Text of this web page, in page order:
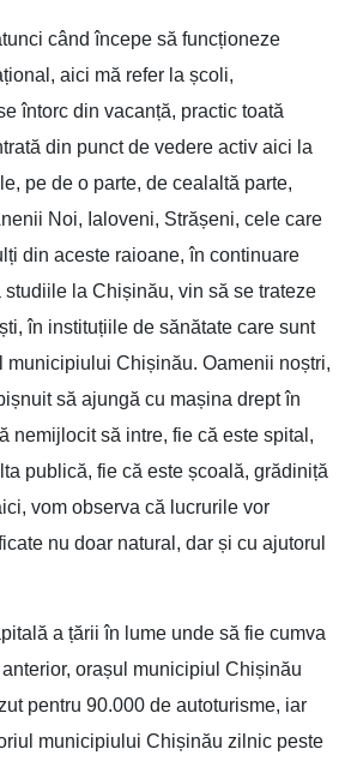
când începe să funcționeze
aici mă refer la școli,
întorc din vacanță, practic toată
din punct de vedere activ aici la
pe de o parte, de cealaltă parte,
Noi, Ialoveni, Strășeni, cele care
din aceste raioane, în continuare
la Chișinău, vin să se trateze
în instituțiile de sănătate care sunt
municipiului Chișinău. Oamenii noștri,
să ajungă cu mașina drept în
nemijlocit să intre, fie că este spital,
publică, fie că este școală, grădiniță
vom observa că lucrurile vor
nu doar natural, dar și cu ajutorul
a țării în lume unde să fie cumva
orașul municipiul Chișinău
pentru 90.000 de autoturisme, iar
municipiului Chișinău zilnic peste